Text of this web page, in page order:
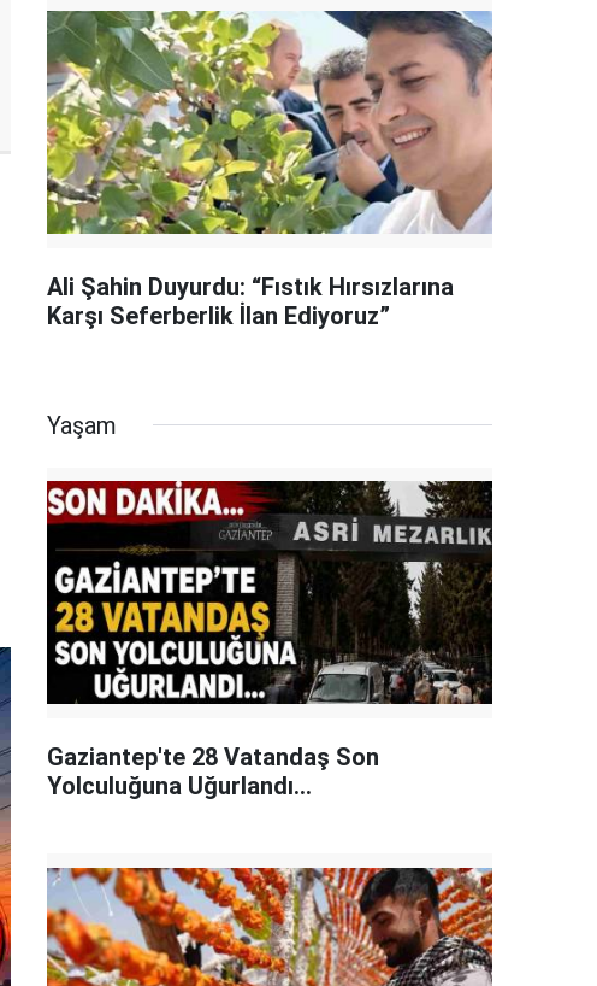
Ali Şahin Duyurdu: “Fıstık Hırsızlarına
Karşı Seferberlik İlan Ediyoruz”
Yaşam
Gaziantep'te 28 Vatandaş Son
Yolculuğuna Uğurlandı...